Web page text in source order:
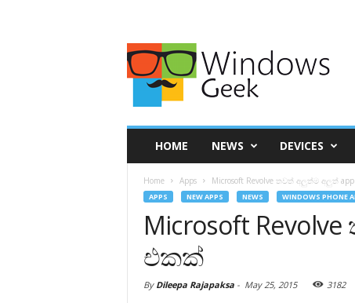
HOME NEWS DEVICES
Home Apps Microsoft Revolve තවත් අලුත්ම අලුත්
APPS NEW APPS NEWS WINDOWS PHONE
Microsoft
එකක්
By Dileepa Rajapaksa- May 25, 2015 3182